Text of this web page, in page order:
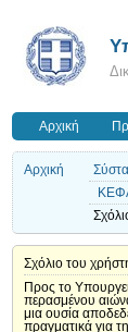
Αρχική
Αρχική
Σχόλιο του
Προς το
περασμένου
μια ουσία
πραγματικά για